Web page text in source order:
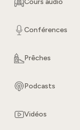
Cours audio
Conférences
Prêches
Podcasts
Vidéos